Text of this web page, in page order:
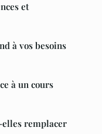
et
à vos besoins
à un cours
remplacer